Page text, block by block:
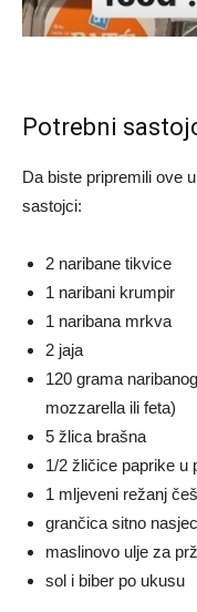
Potrebni
Da biste pripremili ove
sastojci:
2 naribane tikvice
1 naribani krumpir
1 naribana mrkva
2 jaja
120 grama
mozzarella ili feta)
5 žlica brašna
1/2 žličice paprike u
1 mljeveni režanj
grančica sitno
maslinovo ulje za
sol i biber po ukusu